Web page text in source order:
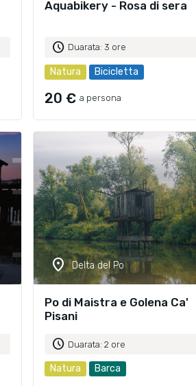
Aquabikery - Rosa di sera
schedule Duarata: 3 ore
Natura Bicicletta
20 € a persona
location_on Delta del Po
Po di Maistra e Golena Ca'
Pisani
schedule Duarata: 2 ore
Natura Barca